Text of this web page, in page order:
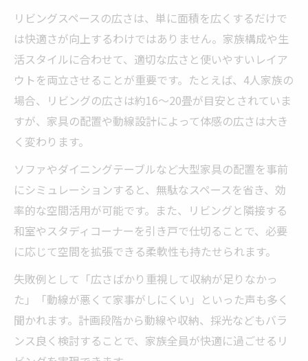
リビングスペースの広さは、単に面積を広くするだけで
は快適さが向上するわけではありません。家族構成や生
活スタイルに合わせて、適切な広さと使いやすいレイア
ウトを両立させることが重要です。たとえば、4人家族の
場合、リビングの広さは約16〜20畳が目安とされていま
すが、家具の配置や動線設計によって体感の広さは大き
く変わります。
ソファやダイニングテーブルなど大型家具の配置を事前
にシミュレーションすると、無駄なスペースを省き、効
率的な空間活用が可能です。また、リビングと隣接する
和室やスタディコーナーを引き戸で仕切ることで、必要
に応じて空間を拡張できる柔軟性も持たせられます。
失敗例として「広さばかり重視して収納が足りなかっ
た」「動線が悪くて家事がしにくい」といった声も多く
聞かれます。計画段階から動線や収納、採光などもバラ
ンス良く検討することで、家族全員が快適に過ごせるリ